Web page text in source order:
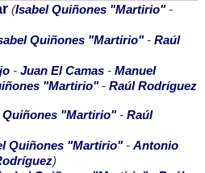
(Isabel Quiñones "Martirio"-
Quiñones "Martirio"- Raúl
- Juan El Camas - Manuel
"Martirio"- Raúl Rodríguez
Quiñones "Martirio"- Raúl
Quiñones "Martirio"- Antonio
)